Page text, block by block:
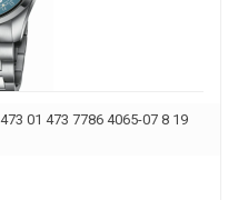
01 473 7786 4065-07 8 19